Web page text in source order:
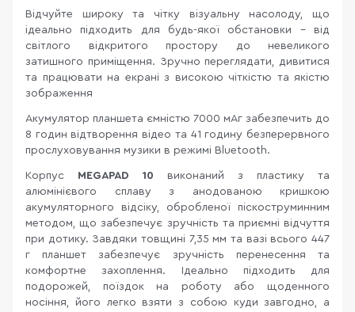
Відчуйте широку та чітку візуальну насолоду, що
ідеально підходить для будь-якої обстановки - від
світлого відкритого простору до невеликого
затишного приміщення. Зручно переглядати, дивитися
та працювати на екрані з високою чіткістю та якістю
зображення
Акумулятор планшета ємністю 7000 мАг забезпечить до
8 годин відтворення відео та 41 годину безперервного
прослуховування музики в режимі Bluetooth.
Корпус MEGAPAD 10 виконаний з пластику та
алюмінієвого сплаву з анодованою кришкою
акумуляторного відсіку, обробленої піскоструминним
методом, що забезпечує зручність та приємні відчуття
при дотику. Завдяки товщині 7,35 мм та вазі всього 447
г планшет забезпечує зручність перенесення та
комфортне захоплення. Ідеально підходить для
подорожей, поїздок на роботу або щоденного
носіння, його легко взяти з собою куди завгодно, а